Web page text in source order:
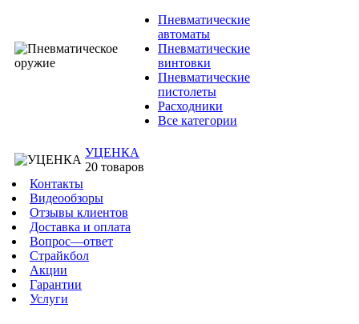
Пневматические
автоматы
Пневматические
винтовки
Пневматические
пистолеты
Расходники
Все категории
УЦЕНКА
20 товаров
Контакты
Видеообзоры
Отзывы клиентов
Доставка и оплата
Вопрос—ответ
Страйкбол
Акции
Гарантии
Услуги